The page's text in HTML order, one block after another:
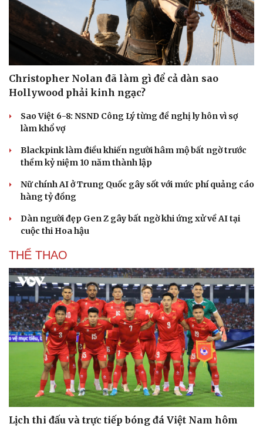
Du lịch
Tư vấn
Săn Tour
check-in
Podcast
Câu chuyện thời sự
Cửa sổ tình yêu
Christopher Nolan đã làm gì để cả dàn sao
Hollywood phải kinh ngạc?
Sao Việt 6-8: NSND Công Lý từng đề nghị ly hôn vì sợ
làm khổ vợ
Blackpink làm điều khiến người hâm mộ bất ngờ trước
thềm kỷ niệm 10 năm thành lập
Nữ chính AI ở Trung Quốc gây sốt với mức phí quảng cáo
hàng tỷ đồng
Dàn người đẹp Gen Z gây bất ngờ khi ứng xử về AI tại
cuộc thi Hoa hậu
THỂ THAO
Lịch thi đấu và trực tiếp bóng đá Việt Nam hôm